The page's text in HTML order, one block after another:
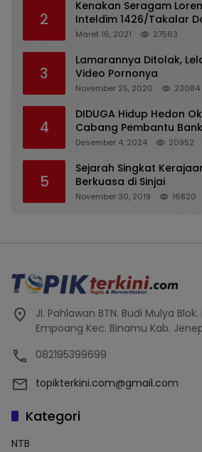
2
Kenakan Seragam
Inteldim 1426/Takalar
Kasatpol PP
Maret 16, 2021 27563
3
Lamarannya Ditolak,
Video Pornonya
November 25, 2020 23084
4
DIDUGA Hidup Hedon
Cabang Pembantu
Indonesia Unit Hasan
Milyaran Rupiah dan
Terdaftar, OJK Kalsel :
Desember 4, 2024 20952
5
Sejarah Singkat
Berkuasa di Sinjai
November 30, 2019 16820
Jl. Pahlawan BTN. Budi Mulya Blok.
Empoang Kec. Binamu Kab.
082195399699
topikterkini.com@gmail.com
Kategori
NTB